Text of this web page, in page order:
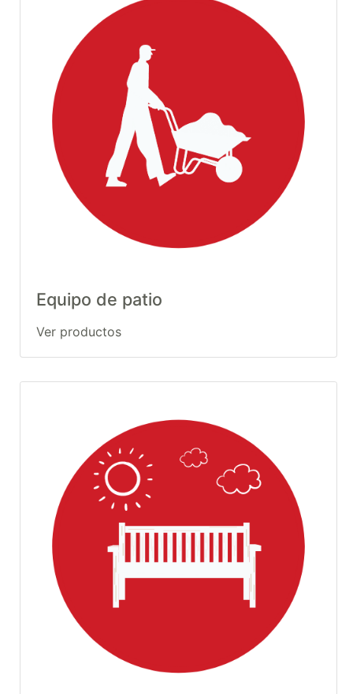
Equipo de patio
Ver productos